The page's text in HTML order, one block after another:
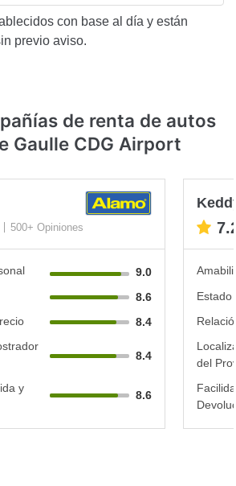
con base al día y están
previo aviso.
de renta de autos
Gaulle CDG Airport
500+ Opiniones
9.0
8.6
8.4
8.4
y
8.6
Estado
del